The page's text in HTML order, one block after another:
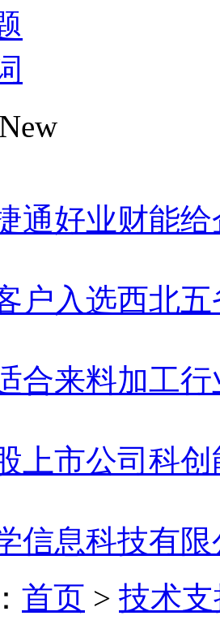
通好业财能
户入选西北
合来料加工行
上市公司科
信息科技有
首页 > 技术